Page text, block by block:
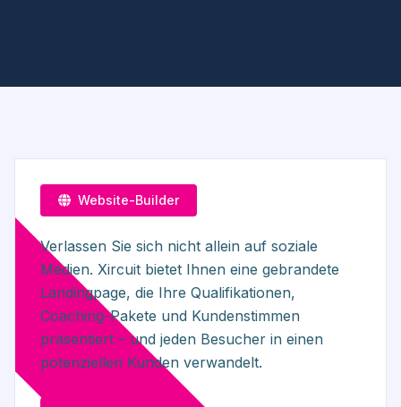
Website-Builder
Verlassen Sie sich nicht allein auf soziale
Medien. Xircuit bietet Ihnen eine gebrandete
Landingpage, die Ihre Qualifikationen,
Coaching-Pakete und Kundenstimmen
präsentiert – und jeden Besucher in einen
potenziellen Kunden verwandelt.